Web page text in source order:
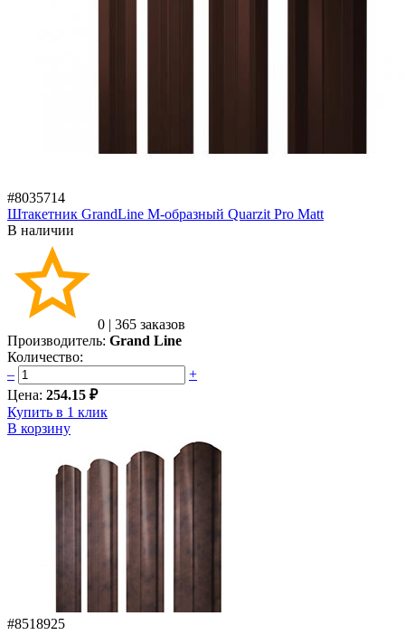
#8035714
Штакетник GrandLine M-образный Quarzit Pro Matt
В наличии
0 | 365 заказов
Производитель: Grand Line
Количество:
–
+
Цена: 254.15 ₽
Купить в 1 клик
В корзину
#8518925